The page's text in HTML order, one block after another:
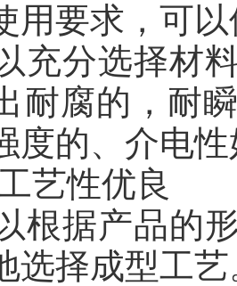
用要求，可
充分选择材
耐腐的，耐
度的、介电
工艺性优良
根据产品的
选择成型工艺